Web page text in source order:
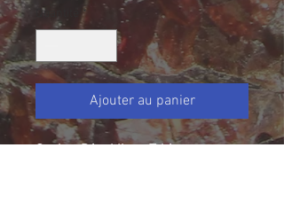
Quantité *
Ajouter au panier
Opales, République Tchèque